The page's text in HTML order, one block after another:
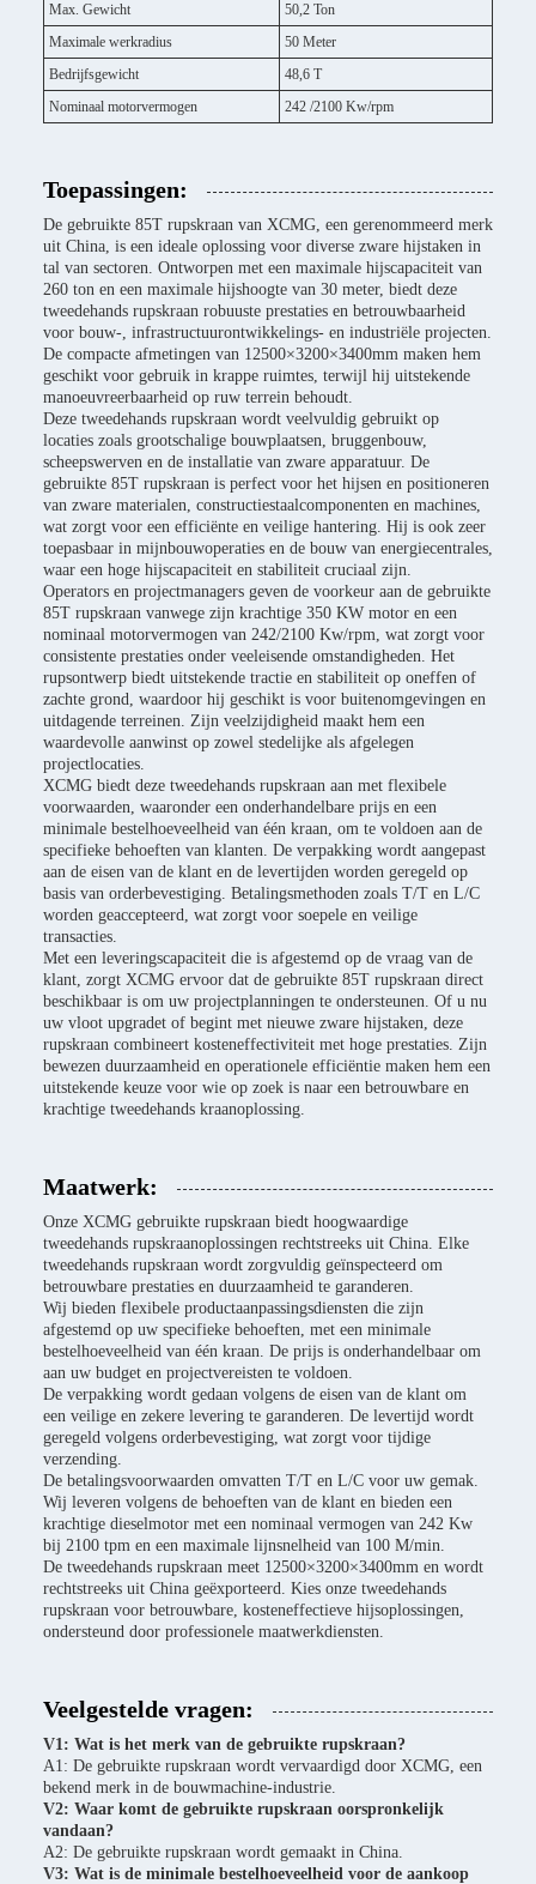
Max. Gewicht
50,2 Ton
Maximale werkradius
50 Meter
Bedrijfsgewicht
48,6 T
Nominaal motorvermogen
242 /2100 Kw/rpm
Toepassingen:
De gebruikte 85T rupskraan van XCMG, een gerenommeerd merk
uit China, is een ideale oplossing voor diverse zware hijstaken in
tal van sectoren. Ontworpen met een maximale hijscapaciteit van
260 ton en een maximale hijshoogte van 30 meter, biedt deze
tweedehands rupskraan robuuste prestaties en betrouwbaarheid
voor bouw-, infrastructuurontwikkelings- en industriële projecten.
De compacte afmetingen van 12500×3200×3400mm maken hem
geschikt voor gebruik in krappe ruimtes, terwijl hij uitstekende
manoeuvreerbaarheid op ruw terrein behoudt.
Deze tweedehands rupskraan wordt veelvuldig gebruikt op
locaties zoals grootschalige bouwplaatsen, bruggenbouw,
scheepswerven en de installatie van zware apparatuur. De
gebruikte 85T rupskraan is perfect voor het hijsen en positioneren
van zware materialen, constructiestaalcomponenten en machines,
wat zorgt voor een efficiënte en veilige hantering. Hij is ook zeer
toepasbaar in mijnbouwoperaties en de bouw van energiecentrales,
waar een hoge hijscapaciteit en stabiliteit cruciaal zijn.
Operators en projectmanagers geven de voorkeur aan de gebruikte
85T rupskraan vanwege zijn krachtige 350 KW motor en een
nominaal motorvermogen van 242/2100 Kw/rpm, wat zorgt voor
consistente prestaties onder veeleisende omstandigheden. Het
rupsontwerp biedt uitstekende tractie en stabiliteit op oneffen of
zachte grond, waardoor hij geschikt is voor buitenomgevingen en
uitdagende terreinen. Zijn veelzijdigheid maakt hem een
waardevolle aanwinst op zowel stedelijke als afgelegen
projectlocaties.
XCMG biedt deze tweedehands rupskraan aan met flexibele
voorwaarden, waaronder een onderhandelbare prijs en een
minimale bestelhoeveelheid van één kraan, om te voldoen aan de
specifieke behoeften van klanten. De verpakking wordt aangepast
aan de eisen van de klant en de levertijden worden geregeld op
basis van orderbevestiging. Betalingsmethoden zoals T/T en L/C
worden geaccepteerd, wat zorgt voor soepele en veilige
transacties.
Met een leveringscapaciteit die is afgestemd op de vraag van de
klant, zorgt XCMG ervoor dat de gebruikte 85T rupskraan direct
beschikbaar is om uw projectplanningen te ondersteunen. Of u nu
uw vloot upgradet of begint met nieuwe zware hijstaken, deze
rupskraan combineert kosteneffectiviteit met hoge prestaties. Zijn
bewezen duurzaamheid en operationele efficiëntie maken hem een
uitstekende keuze voor wie op zoek is naar een betrouwbare en
krachtige tweedehands kraanoplossing.
Maatwerk:
Onze XCMG gebruikte rupskraan biedt hoogwaardige
tweedehands rupskraanoplossingen rechtstreeks uit China. Elke
tweedehands rupskraan wordt zorgvuldig geïnspecteerd om
betrouwbare prestaties en duurzaamheid te garanderen.
Wij bieden flexibele productaanpassingsdiensten die zijn
afgestemd op uw specifieke behoeften, met een minimale
bestelhoeveelheid van één kraan. De prijs is onderhandelbaar om
aan uw budget en projectvereisten te voldoen.
De verpakking wordt gedaan volgens de eisen van de klant om
een veilige en zekere levering te garanderen. De levertijd wordt
geregeld volgens orderbevestiging, wat zorgt voor tijdige
verzending.
De betalingsvoorwaarden omvatten T/T en L/C voor uw gemak.
Wij leveren volgens de behoeften van de klant en bieden een
krachtige dieselmotor met een nominaal vermogen van 242 Kw
bij 2100 tpm en een maximale lijnsnelheid van 100 M/min.
De tweedehands rupskraan meet 12500×3200×3400mm en wordt
rechtstreeks uit China geëxporteerd. Kies onze tweedehands
rupskraan voor betrouwbare, kosteneffectieve hijsoplossingen,
ondersteund door professionele maatwerkdiensten.
Veelgestelde vragen:
V1: Wat is het merk van de gebruikte rupskraan?
A1: De gebruikte rupskraan wordt vervaardigd door XCMG, een
bekend merk in de bouwmachine-industrie.
V2: Waar komt de gebruikte rupskraan oorspronkelijk
vandaan?
A2: De gebruikte rupskraan wordt gemaakt in China.
V3: Wat is de minimale bestelhoeveelheid voor de aankoop